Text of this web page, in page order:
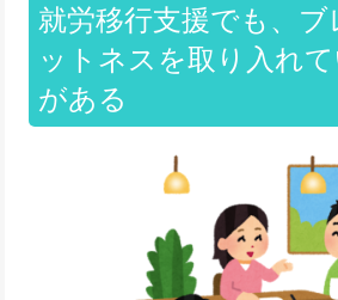
就労移行支援でも、ブ
ットネスを取り入れ
がある